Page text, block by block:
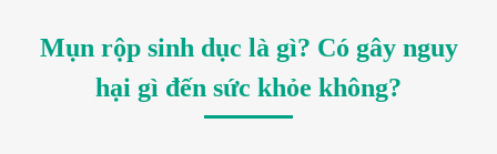
Mụn rộp sinh dục là gì? Có gây nguy
hại gì đến sức khỏe không?